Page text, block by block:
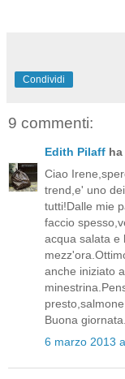
Condividi
9 commenti:
Edith Pilaff
Ciao
trend,e' uno
tutti!Dalle mie
faccio
acqua salata e
anche iniziato
Buona giornata.
6 marzo 2013